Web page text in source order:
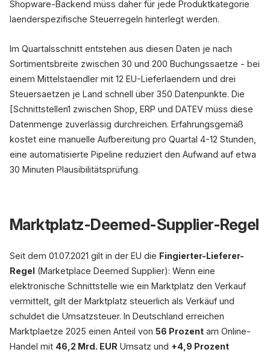
Shopware-Backend müss daher für jede Produktkategorie
laenderspezifische Steuerregeln hinterlegt werden.
Im Quartalsschnitt entstehen aus diesen Daten je nach
Sortimentsbreite zwischen 30 und 200 Buchungssaetze - bei
einem Mittelstaendler mit 12 EU-Lieferlaendern und drei
Steuersaetzen je Land schnell über 350 Datenpunkte. Die
[Schnittstellen1 zwischen Shop, ERP und DATEV müss diese
Datenmenge zuverlässig durchreichen. Erfahrungsgemäß
kostet eine manuelle Aufbereitung pro Quartal 4-12 Stunden,
eine automatisierte Pipeline reduziert den Aufwand auf etwa
30 Minuten Plausibilitätsprüfung.
Marktplatz-Deemed-Supplier-Regel
Seit dem 01.07.2021 gilt in der EU die Fingierter-Lieferer-
Regel (Marketplace Deemed Supplier): Wenn eine
elektronische Schnittstelle wie ein Marktplatz den Verkauf
vermittelt, gilt der Marktplatz steuerlich als Verkäuf und
schuldet die Umsatzsteuer. In Deutschland erreichen
Marktplaetze 2025 einen Anteil von 56 Prozent am Online-
Handel mit 46,2 Mrd. EUR Umsatz und +4,9 Prozent